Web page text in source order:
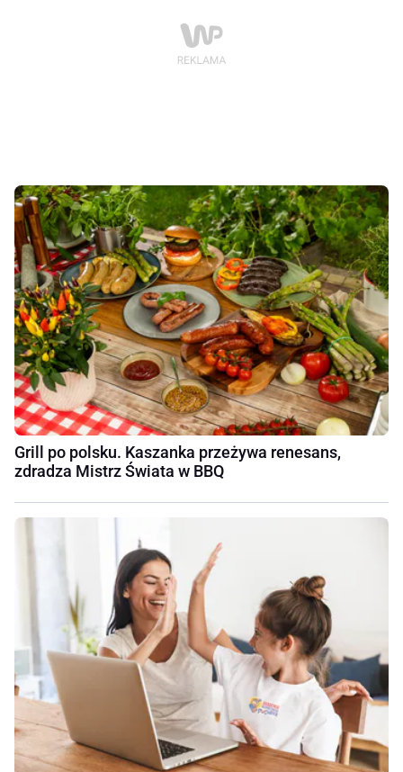
Grill po polsku. Kaszanka przeżywa renesans,
zdradza Mistrz Świata w BBQ